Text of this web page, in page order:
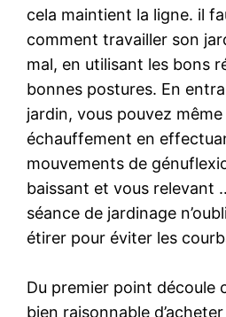
cela maintient la ligne. il
comment travailler son
mal, en utilisant les bons
bonnes postures. En
jardin, vous pouvez
échauffement en
mouvements de
baissant et vous relevant
séance de jardinage
étirer pour éviter les
Du premier point découle
bien raisonnable